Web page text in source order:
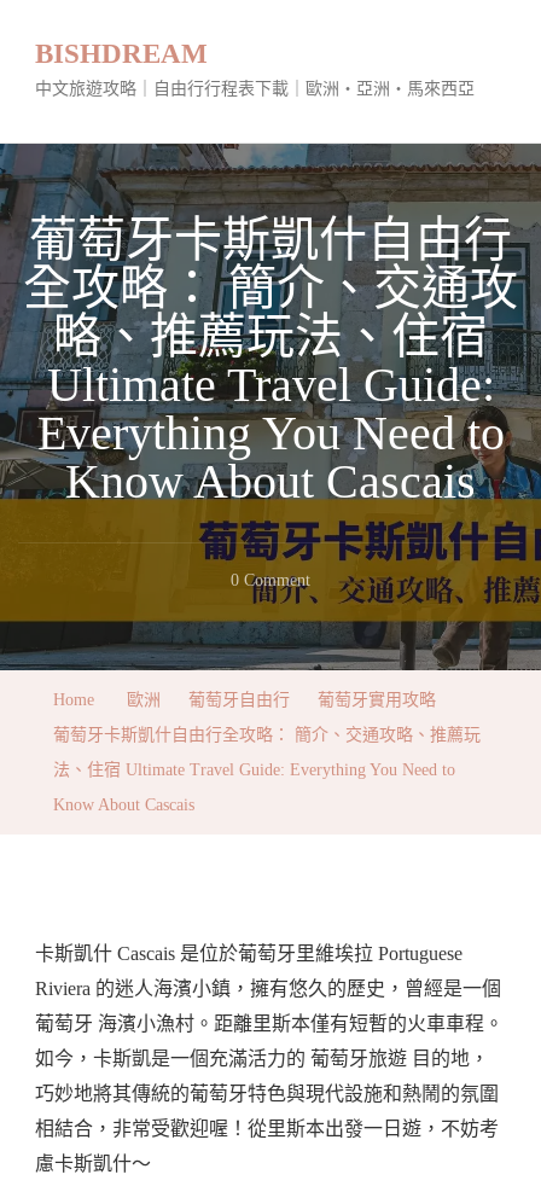
BISHDREAM
中文旅遊攻略｜自由行行程表下載｜歐洲・亞洲・馬來西亞
葡萄牙卡斯凱什自由行
全攻略： 簡介、交通攻
略、推薦玩法、住宿
Ultimate Travel Guide:
Everything You Need to
Know About Cascais
0 CommentOn
萄
全
攻
略：
簡
介、
交
Home 歐洲 葡萄牙自由行
葡萄牙實用攻略
葡萄牙卡斯凱什自由行全攻略： 簡介、交通攻略、推薦玩
法、住宿 Ultimate Travel Guide: Everything You Need to
Know About Cascais
卡斯凱什 Cascais 是位於葡萄牙里維埃拉 Portuguese
Riviera 的迷人海濱小鎮，擁有悠久的歷史，曾經是一個
葡萄牙 海濱小漁村。距離里斯本僅有短暫的火車車程。
如今，卡斯凱是一個充滿活力的 葡萄牙旅遊 目的地，
巧妙地將其傳統的葡萄牙特色與現代設施和熱鬧的氛圍
相結合，非常受歡迎喔！從里斯本出發一日遊，不妨考
慮卡斯凱什～